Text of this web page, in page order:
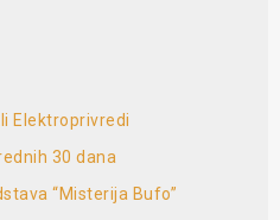
Elektroprivredi
30 dana
“Misterija Bufo”